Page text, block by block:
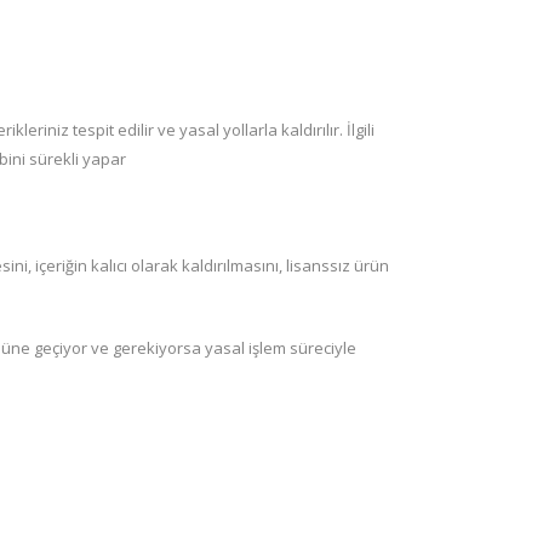
tespit edilir ve yasal yollarla kaldırılır. İlgili
sürekli yapar
içeriğin kalıcı olarak kaldırılmasını, lisanssız ürün
geçiyor ve gerekiyorsa yasal işlem süreciyle